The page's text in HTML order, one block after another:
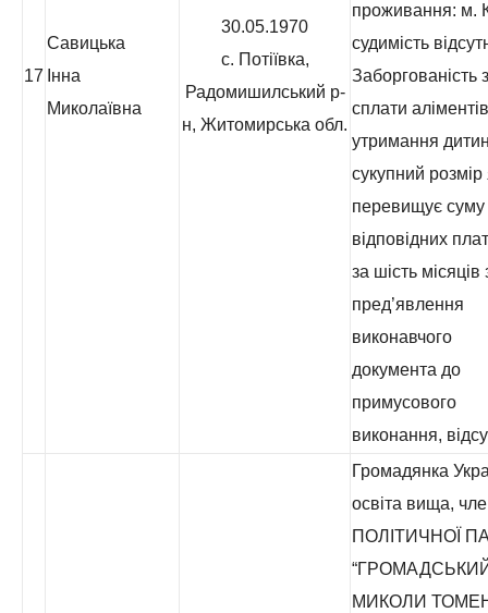
17
Савицька
Інна
Миколаївна
30.05.1970
с. Потіївка,
Радомишилський р-
н, Житомирська обл.
проживання: м.
судимість
Заборгованість
сплати
утримання
сукупний розмір
перевищує суму
відповідних
за шість місяців
пред’явлення
виконавчого
документа до
примусового
виконання,
Громадянка
освіта вища,
ПОЛІТИЧНОЇ
МИКОЛИ